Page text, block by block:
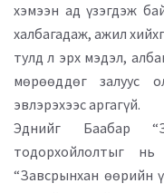
хэмээн ад үзэгдэж
халбагадаж, ажил
тулд л эрх мэдэл,
мөрөөддөг залуус
эвлэрэхээс аргагүй.
Эднийг Баабар
тодорхойлолтыг
“Завсрынхан өөрийн